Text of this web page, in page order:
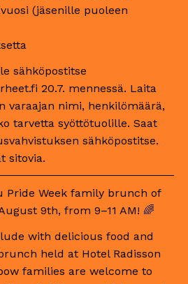
(jäsenille puoleen
sähköpostitse
20.7. mennessä. Laita
varaajan nimi, henkilömäärä,
tarvetta syöttötuolille. Saat
sähköpostitse.
sitovia.
Pride Week family brunch of
9th, from 9–11 AM! 🌈
with delicious food and
held at Hotel Radisson
families are welcome to